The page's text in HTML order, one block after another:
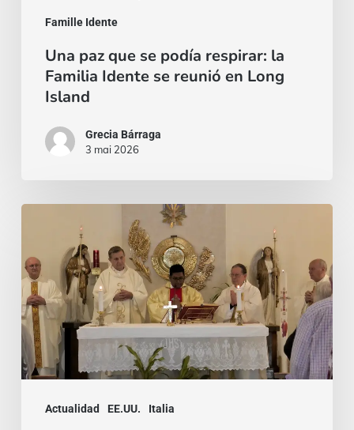
Famille Idente
reunió
Long
Island
Una paz que se podía respirar: la
Familia Idente se reunió en Long
Island
Grecia Bárraga
3 mai 2026
Actualidad EE.UU. Italia
espera
una
palabra.
Y
la
eres